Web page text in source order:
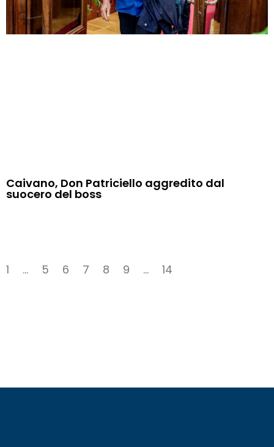
Caivano, Don Patriciello aggredito dal
suocero del boss
1 … 5 6 7 8 9 … 14